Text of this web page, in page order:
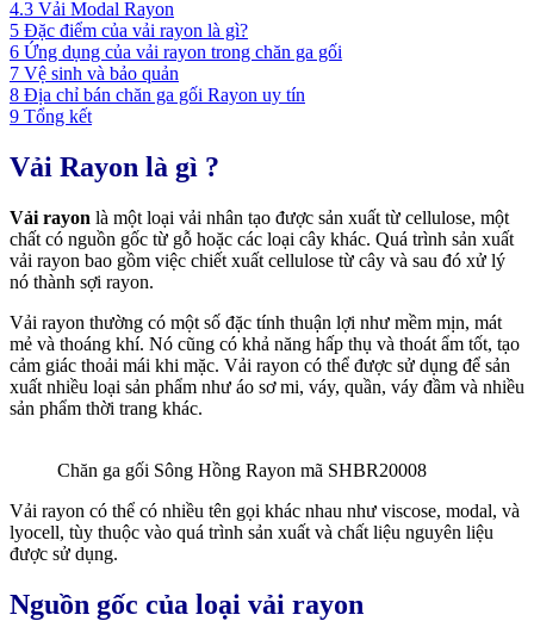
4.3 Vải Modal Rayon
5 Đặc điểm của vải rayon là gì?
6 Ứng dụng của vải rayon trong chăn ga gối
7 Vệ sinh và bảo quản
8 Địa chỉ bán chăn ga gối Rayon uy tín
9 Tổng kết
Vải Rayon là gì ?
Vải rayon là một loại vải nhân tạo được sản xuất từ cellulose, một
chất có nguồn gốc từ gỗ hoặc các loại cây khác. Quá trình sản xuất
vải rayon bao gồm việc chiết xuất cellulose từ cây và sau đó xử lý
nó thành sợi rayon.
Vải rayon thường có một số đặc tính thuận lợi như mềm mịn, mát
mẻ và thoáng khí. Nó cũng có khả năng hấp thụ và thoát ẩm tốt, tạo
cảm giác thoải mái khi mặc. Vải rayon có thể được sử dụng để sản
xuất nhiều loại sản phẩm như áo sơ mi, váy, quần, váy đầm và nhiều
sản phẩm thời trang khác.
Chăn ga gối Sông Hồng Rayon mã SHBR20008
Vải rayon có thể có nhiều tên gọi khác nhau như viscose, modal, và
lyocell, tùy thuộc vào quá trình sản xuất và chất liệu nguyên liệu
được sử dụng.
Nguồn gốc của loại vải rayon